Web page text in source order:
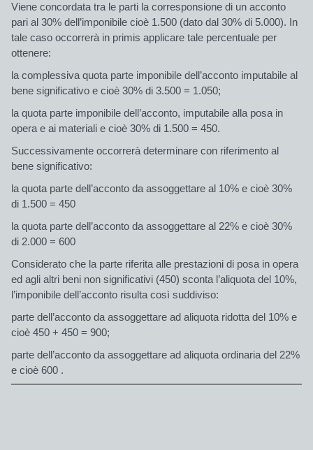
Viene concordata tra le parti la corresponsione di un acconto
pari al 30% dell’imponibile cioè 1.500 (dato dal 30% di 5.000). In
tale caso occorrerà in primis applicare tale percentuale per
ottenere:
la complessiva quota parte imponibile dell’acconto imputabile al
bene significativo e cioè 30% di 3.500 = 1.050;
la quota parte imponibile dell’acconto, imputabile alla posa in
opera e ai materiali e cioè 30% di 1.500 = 450.
Successivamente occorrerà determinare con riferimento al
bene significativo:
la quota parte dell’acconto da assoggettare al 10% e cioè 30%
di 1.500 = 450
la quota parte dell’acconto da assoggettare al 22% e cioè 30%
di 2.000 = 600
Considerato che la parte riferita alle prestazioni di posa in opera
ed agli altri beni non significativi (450) sconta l’aliquota del 10%,
l’imponibile dell’acconto risulta così suddiviso:
parte dell’acconto da assoggettare ad aliquota ridotta del 10% e
cioè 450 + 450 = 900;
parte dell’acconto da assoggettare ad aliquota ordinaria del 22%
e cioè 600 .